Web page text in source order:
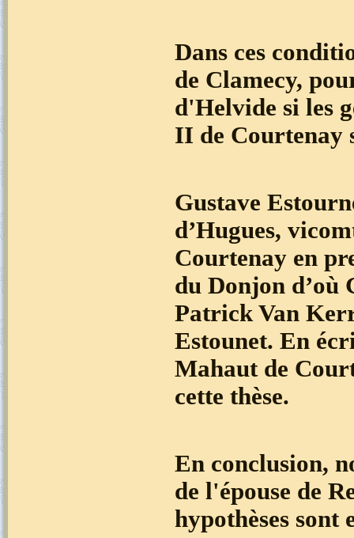
Dans ces
de Clamecy,
d'Helvide si les
II de Courtenay
Gustave
d’Hugues,
Courtenay en
du Donjon d’où
Patrick Van
Estounet. En
Mahaut de
cette thèse.
En conclusion,
de l'épouse de
hypothèses sont